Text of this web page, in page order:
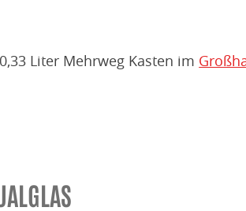
Liter Mehrweg Kasten im